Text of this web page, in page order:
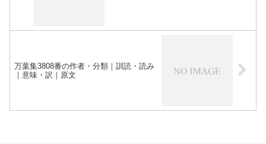
万葉集3808番の作者・分類｜訓読・読み
｜意味・訳｜原文